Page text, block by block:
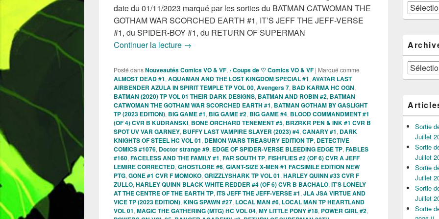
date du 01/11/2023 marqué par les sorties du BATMAN CATWOMAN THE
GOTHAM WAR SCORCHED EARTH #1, IT’S JEFF THE JEFF-VERSE
#1, du SPIDER-BOY #1, du RETURN OF SUPERMAN
Continuer la lecture Sorties des Comics VO de la semaine du 1er Novembre 2023 !!!
→
Posté dansNouveautés Comics VO & VF, › Coups de ♡ Comics VO & VF | Marqué comme
ALMOST DEAD #1, AQUAMAN AND THE LOST KINGDOM SPECIAL #1, AVATAR LAST
AIRBENDER AZULA IN SPIRIT TEMPLE TP VOL 00, Avengers 7, BAD KARMA HC OGN,
BATMAN (2020) TP VOL 01 THEIR DARK DESIGNS, BATMAN AND ROBIN #2, BATMAN
CATWOMAN THE GOTHAM WAR SCORCHED EARTH #1, BATMAN GOTHAM BY GASLIGHT
TP (2023 EDITION), BIG GAME #1, BIG GAME #2, BIG GAME #4, BLOOD COMMANDMENT #1
(OF 4) CVR B KUDRANSKI, BONE ORCHARD TENEMENT #5, BRZRKR PEN & INK #1 CVR B
SPOT UV VAR GARNEY, BUFFY LAST VAMPIRE SLAYER (2023) #4, CANARY #1, DARK
KNIGHTS OF STEEL HC VOL 01, DEMON WARS TREASURY EDITION TP, DETECTIVE
COMICS #1076, Doctor strange #9, EDGE OF SPIDER-VERSE BLEEDING EDGE TP, FABLES
#160, FACELESS AND THE FAMILY #1, FAR SOUTH TP, FISHFLIES #2 (OF 6) CVR A JEFF
LEMIRE CORRECTED, GHOSTLORE #6, GIANT-SIZE X-MEN #1 FACSIMILE EDITION NEW
PTG, GONE #1 CVR F MOMOKO, GRIZZLYSHARK TP VOL 01, HARLEY QUINN #33 CVR F
ZULLO, HARLEY QUINN BLACK WHITE REDDER #4 (OF 6) CVR B BACHALO, IT'S LONELY
AT THE CENTRE OF THE EARTH TP, ITS JEFF THE JEFF-VERSE #1, JLA JSA VIRTUE AND
VICE TP (2023 EDITION), KING SPAWN #27, LOCAL MAN #6, LOCAL MAN TP HEARTLAND
VOL 01, MAGIC THE GATHERING (MTG) HC VOL 04, MY LITTLE PONY #18, POWER GIRL #2,
Catégories
Archives
Sortie
Juillet
Sortie
Juillet
Sortie
Juillet
Sortie
Juillet
Sortie